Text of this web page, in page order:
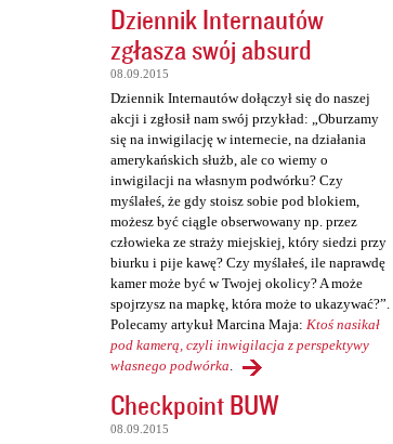
Dziennik Internautów
zgłasza swój absurd
08.09.2015
Dziennik Internautów dołączył się do naszej
akcji i zgłosił nam swój przykład: „Oburzamy
się na inwigilację w internecie, na działania
amerykańskich służb, ale co wiemy o
inwigilacji na własnym podwórku? Czy
myślałeś, że gdy stoisz sobie pod blokiem,
możesz być ciągle obserwowany np. przez
człowieka ze straży miejskiej, który siedzi przy
biurku i pije kawę? Czy myślałeś, ile naprawdę
kamer może być w Twojej okolicy? A może
spojrzysz na mapkę, która może to ukazywać?”.
Polecamy artykuł Marcina Maja: Ktoś nasikał
pod kamerą, czyli inwigilacja z perspektywy
własnego podwórka.
Checkpoint BUW
08.09.2015